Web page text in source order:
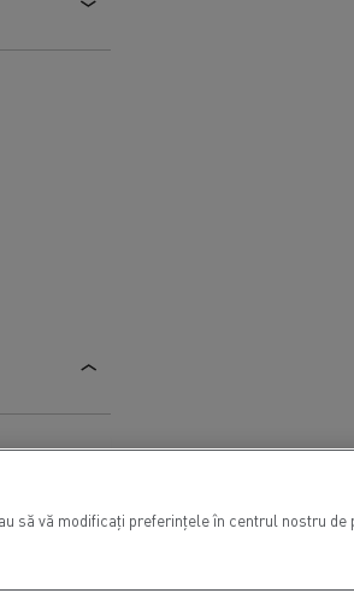
vă modificați preferințele în centrul nostru